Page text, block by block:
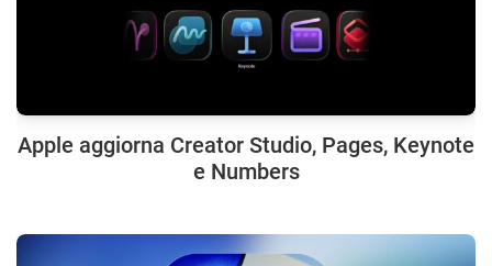
Apple aggiorna Creator Studio, Pages, Keynote
e Numbers